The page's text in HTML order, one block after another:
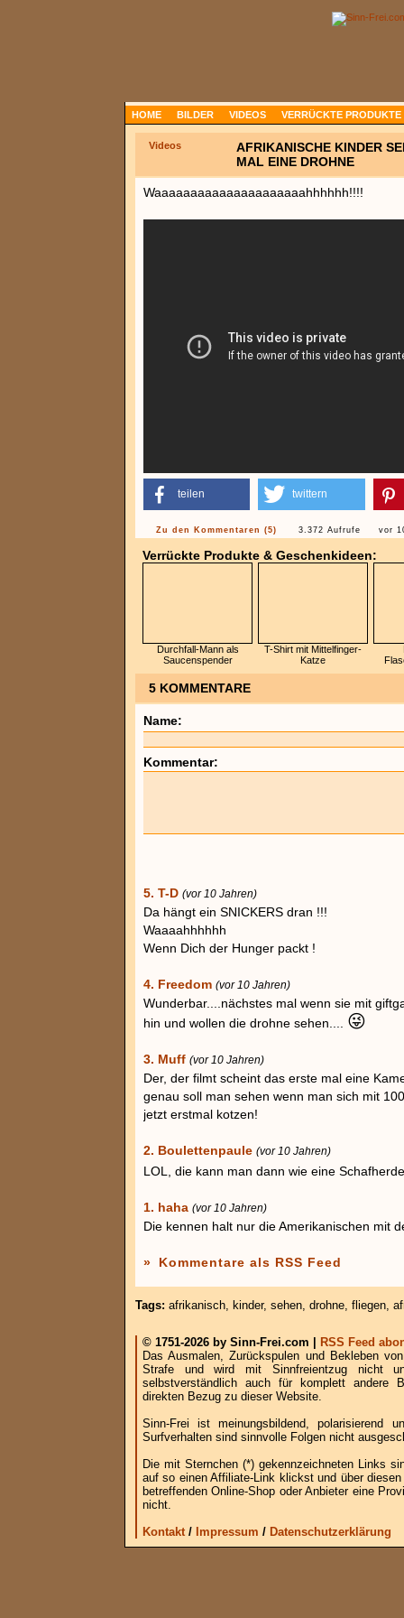
HOME BILDER VIDEOS VERRÜCKTE PRODUKTE
Videos
AFRIKANISCHE KINDER
MAL EINE DROHNE
Waaaaaaaaaaaaaaaaaaaaahhhhhh!!!!
teilen twittern
Zu den Kommentaren (5) 3.372 Aufrufe vor
Verrückte Produkte & Geschenkideen:
Durchfall-Mann als
Saucenspender
T-Shirt mit Mittelfinger-
Katze
5 KOMMENTARE
Name:
Kommentar:
5. T-D (vor 10 Jahren)
Da hängt ein SNICKERS dran !!!
Waaaahhhhhh
Wenn Dich der Hunger packt !
4. Freedom (vor 10 Jahren)
Wunderbar....nächstes mal wenn sie mit
hin und wollen die drohne sehen.... 😜
3. Muff (vor 10 Jahren)
Der, der filmt scheint das erste mal eine
genau soll man sehen wenn man sich mit
jetzt erstmal kotzen!
2. Boulettenpaule (vor 10 Jahren)
LOL, die kann man dann wie eine
1. haha (vor 10 Jahren)
Die kennen halt nur die Amerikanischen mit
» Kommentare als RSS Feed
Tags: afrikanisch, kinder, sehen, drohne, fliegen,
© 1751-2026 by Sinn-Frei.com |
RSS Feed
Das Ausmalen, Zurückspulen und Bekleben
Strafe und wird mit Sinnfreientzug nicht
selbstverständlich auch für komplett andere
direkten Bezug zu dieser Website.
Sinn-Frei ist meinungsbildend, polarisierend
Surfverhalten sind sinnvolle Folgen nicht
Die mit Sternchen (*) gekennzeichneten Links
auf so einen Affiliate-Link klickst und über
betreffenden Online-Shop oder Anbieter eine
nicht.
Kontakt/ Impressum / Datenschutzerklärung